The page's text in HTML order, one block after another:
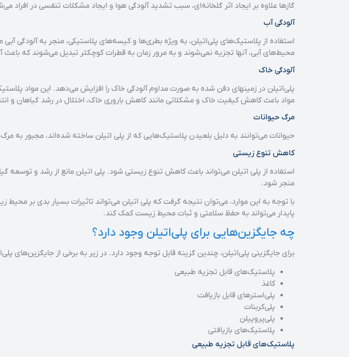
گازها علاوه بر ایجاد اثر گلخانه‌ای، سبب تشدید آلودگی هوا و ایجاد مشکلات تنفسی در افراد
آلودگی آب
استفاده از پلاستیک‌های پلی‌اتیلن، به ویژه بطری‌ها و کیسه‌های پلاستیکی، منجر به آلودگی
محیط‌های آبی، آنها تجزیه نمی‌شوند و به مرور زمان به قطرات کوچکتر تبدیل می‌شوند که باعث
آلودگی خاک
پلی‌اتیلن در زمینهای دفن شده به صورت مداوم آلودگی خاک را افزایش می‌دهد. این مواد
مواد باعث کاهش کیفیت خاک و مشکلاتی مانند کاهش باروری خاک، اختلال در رشد گیاهان و
مرگ حیوانات
حیوانات می‌توانند به دلیل بلعیدن پلاستیک‌هایی که از پلی اتیلن ساخته شده‌اند، مجبور به
کاهش تنوع زیستی
استفاده از پلی اتیلن می‌تواند باعث کاهش تنوع زیستی شود. پلی اتیلن مانع از رشد و
منجر شود.
با توجه به این موارد، می‌توان نتیجه گرفت که پلی اتیلن می‌تواند تاثیرات بسیار بدی بر
پایدار می‌تواند به حفظ سلامتی و ثبات محیط زیست کمک کند.
چه جایگزین‌هایی برای پلی‌اتیلن وجود دارد؟
برای جایگزینی پلی‌اتیلن، چندین گزینه قابل توجه وجود دارد. در زیر به برخی از جایگزین‌های
پلاستیک‌های قابل تجزیه طبیعی
کاغذ
پلی‌استرهای قابل بازیافت
پلی‌کربنات
پلی‌پروپیلن
پلاستیک‌های بازیافتی
پلاستیک‌های قابل تجزیه طبیعی